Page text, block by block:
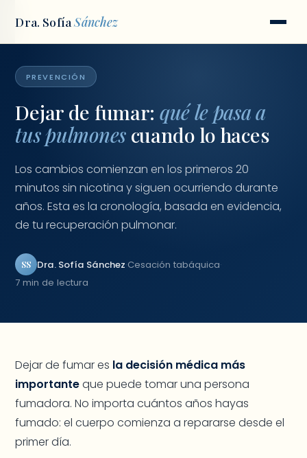
Dra. SofíaSánchez
Inicio / Dejar de fumar
PREVENCIÓN
Dejar de fumar: qué le pasa a
tus pulmonescuando lo haces
Los cambios comienzan en los primeros 20
minutos sin nicotina y siguen ocurriendo durante
años. Esta es la cronología, basada en evidencia,
de tu recuperación pulmonar.
SS Dra. Sofía Sánchez·Cesación tabáquica·
7 min de lectura
Dejar de fumar es la decisión médica más
importanteque puede tomar una persona
fumadora. No importa cuántos años hayas
fumado: el cuerpo comienza a repararse desde el
primer día.